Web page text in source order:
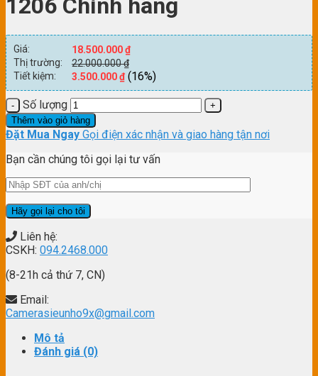
1206 Chính hãng
Giá: 18.500.000₫
Thị trường:
22.000.000₫
Tiết kiệm:
3.500.000₫ (16%)
Số lượng
Thêm vào giỏ hàng
Đặt Mua Ngay Gọi điện xác nhận và giao hàng tận nơi
Bạn cần chúng tôi gọi lại tư vấn
Liên hệ:
CSKH: 094.2468.000
(8-21h cả thứ 7, CN)
Email:
Camerasieunho9x@gmail.com
Mô tả
Đánh giá (0)